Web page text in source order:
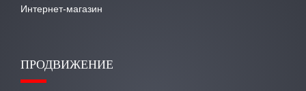
Интернет-магазин
ПРОДВИЖЕНИЕ